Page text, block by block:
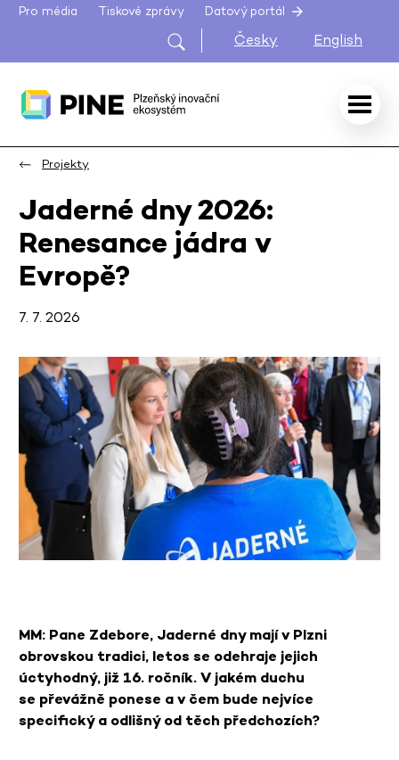
Pro média Tiskové zprávy Datový portál
Česky English
Projekty
Jaderné dny 2026:
Renesance jádra v
Evropě?
7. 7. 2026
MM: Pane Zdebore, Jaderné dny mají v Plzni
obrovskou tradici, letos se odehraje jejich
úctyhodný, již 16. ročník. V jakém duchu
se převážně ponese a v čem bude nejvíce
specifický a odlišný od těch předchozích?